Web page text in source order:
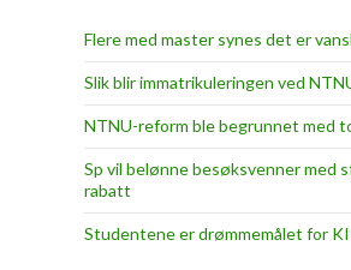
Flere med master synes det er
Slik blir immatrikuleringen ved
NTNU-reform ble begrunnet med
Sp vil belønne besøksvenner med
rabatt
Studentene er drømmemålet for